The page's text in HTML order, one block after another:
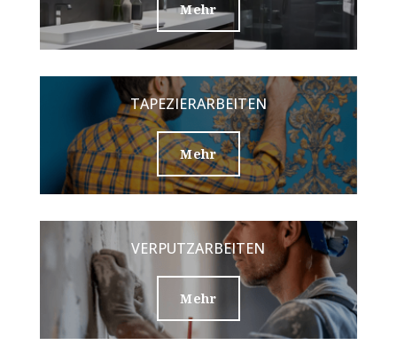
Mehr
TAPEZIERARBEITEN
Mehr
VERPUTZARBEITEN
Mehr